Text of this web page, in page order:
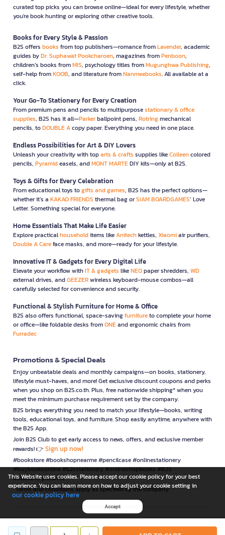
curated top picks you can browse online—ideal for every lifestyle, whether
you're book hunting or exploring other creative tools.
Books for Every Style & Passion
B2S offers books from top publishers—romance fromLavender, academic
guides byDr. Suphawat Pookcharoen, magazines fromPenboon,
children’s books fromMIS, psychology titles fromMugunghwa Publishing,
self-help fromKOOB, and literature fromNanmeebooks. All available at a
click.
Your Go-To Stationery for Every Creation
From premium pens and pencils to multipurposestationary & office
supplies, B2S has it all—Parkerballpoint pens, Rotringmechanical
pencils, toDOUBLE Acopy paper. Everything you need in one place.
Endless Possibilities for Art & DIY Lovers
Unleash your creativity with toparts & crafts supplies likeColleencolored
pencils, Pyramideasels, andMONT MARTEDIY kits—only at B2S.
Toys & Gifts for Every Celebration
From educational toys togifts and games, B2S has the perfect options—
whether it’s a KAKAO FRIENDS thermal bag orSIAM BOARDGAMES’ Love
Letter. Something special for everyone.
Home Essentials That Make Life Easier
Explore practicalhouseholditems likeAnitechkettles, Xiaomiair purifiers,
Double A Careface masks, and more—ready for your lifestyle.
Innovative IT & Gadgets for Every Digital Life
Elevate your workflow withIT & gadgets likeNEOpaper shredders, WD
external drives, andGEEZERwireless keyboard-mouse combos—all
carefully selected for convenience and security.
Functional & Stylish Furniture for Home & Office
B2S also offers functional, space-savingfurnitureto complete your home
or office—like foldable desks fromONEand ergonomic chairs from
Furradec
Promotions & Special Deals
Enjoy unbeatable deals and monthly campaigns—on books, stationery,
lifestyle must-haves, and more! Get exclusive discount coupons and perks
when you shop on B2S.co.th. Plus, free nationwide shipping* when you
meet the minimum purchase requirement set by the company.
B2S brings everything you need to match your lifestyle—books, writing
tools, educational toys, and furniture. Shop easily anytime, anywhere with
the B2S App.
Join B2S Club to get early access to news, offers, and exclusive member
rewards! 👉 Sign up now!
#bookstore #bookshopnearme #pencilcase #onlinestationery
#buybooksonline #b2sstationery #onlineshopbooks #B2S
#stationerynearme
*Terms and conditions apply as specified by the company.
is a company operating under
This Website uses cookies. Please accept our cookie policy for your best
experience. You can learn more on how to adjust your cookie setting in
our cookie policy here
Accept